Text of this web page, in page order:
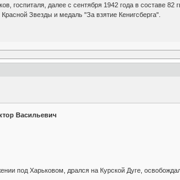
госпиталя, далее с сентября 1942 года в составе 82
Звезды и медаль "За взятие Кенигсберга".
Васильевич
под Харьковом, дрался на Курской Дуге,